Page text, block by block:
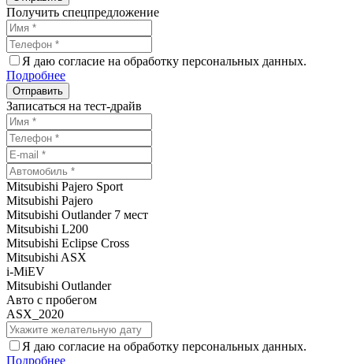
Получить спецпредложение
Я даю согласие на обработку персональных данных.
Подробнее
Записаться на тест-драйв
Mitsubishi Pajero Sport
Mitsubishi Pajero
Mitsubishi Outlander 7 мест
Mitsubishi L200
Mitsubishi Eclipse Cross
Mitsubishi ASX
i-MiEV
Mitsubishi Outlander
Авто с пробегом
ASX_2020
Я даю согласие на обработку персональных данных.
Подробнее